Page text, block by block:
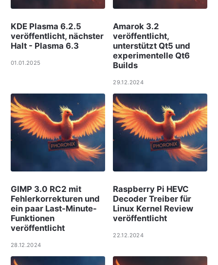
KDE Plasma 6.2.5
veröffentlicht, nächster
Halt - Plasma 6.3
01.01.2025
Amarok 3.2
veröffentlicht,
unterstützt Qt5 und
experimentelle Qt6
Builds
29.12.2024
GIMP 3.0 RC2 mit
Fehlerkorrekturen und
ein paar Last-Minute-
Funktionen
veröffentlicht
28.12.2024
Raspberry Pi HEVC
Decoder Treiber für
Linux Kernel Review
veröffentlicht
22.12.2024